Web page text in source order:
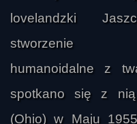
lovelandzki
stworzenie
humanoidalne z
spotkano się z
(Ohio) w Maju